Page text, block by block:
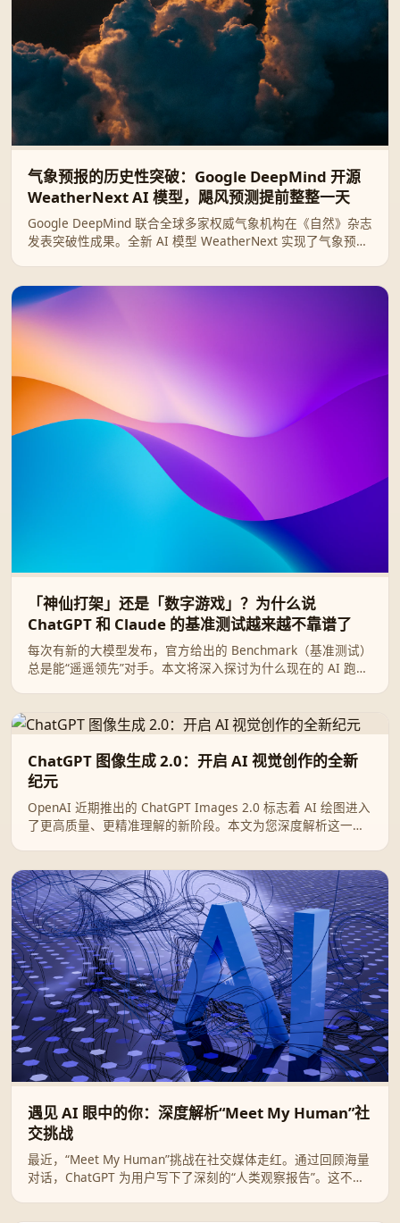
气象预报的历史性突破：Google DeepMind 开源
WeatherNext AI 模型，飓风预测提前整整一天
Google DeepMind 联合全球多家权威气象机构在《自然》杂志
发表突破性成果。全新 AI 模型 WeatherNext 实现了气象预报
已全面开源。
「神仙打架」还是「数字游戏」？为什么说
ChatGPT 和 Claude 的基准测试越来越不靠谱了
每次有新的大模型发布，官方给出的 Benchmark（基准测试）
总是能“遥遥领先”对手。本文将深入探讨为什么现在的 AI 跑分
ChatGPT 图像生成 2.0：开启 AI 视觉创作的全新
纪元
OpenAI 近期推出的 ChatGPT Images 2.0 标志着 AI 绘图进入
了更高质量、更精准理解的新阶段。本文为您深度解析这一升
遇见 AI 眼中的你：深度解析“Meet My Human”社
交挑战
最近，“Meet My Human”挑战在社交媒体走红。通过回顾海量
对话，ChatGPT 为用户写下了深刻的“人类观察报告”。这不仅